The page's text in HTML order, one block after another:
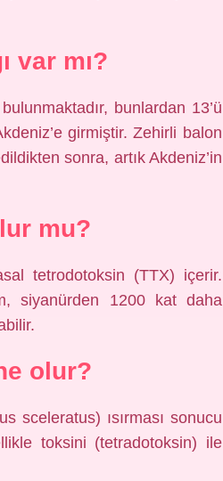
var mı?
bunlardan 13’ü
girmiştir. Zehirli balon
sonra, artık Akdeniz’in
mu?
tetrodotoksin (TTX) içerir.
siyanürden 1200 kat daha
olur?
sceleratus) ısırması sonucu
toksini (tetradotoksin) ile